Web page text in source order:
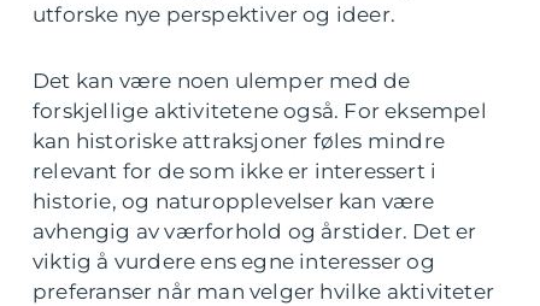
utforske nye perspektiver og ideer.
Det kan være noen ulemper med de
forskjellige aktivitetene også. For eksempel
kan historiske attraksjoner føles mindre
relevant for de som ikke er interessert i
historie, og naturopplevelser kan være
avhengig av værforhold og årstider. Det er
viktig å vurdere ens egne interesser og
preferanser når man velger hvilke aktiviteter